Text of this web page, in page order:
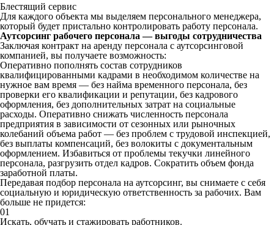
Блестящий сервис
Для каждого объекта мы выделяем персонального менеджера,
который будет пристально контролировать работу персонала.
Аутсорсинг рабочего персонала — выгоды сотрудничества
Заключая контракт на аренду персонала с аутсорсинговой
компанией, вы получаете возможность:
Оперативно пополнять состав сотрудников
квалифицированными кадрами в необходимом количестве на
нужное вам время — без найма временного персонала, без
проверки его квалификации и репутации, без кадрового
оформления, без дополнительных затрат на социальные
расходы. Оперативно снижать численность персонала
предприятия в зависимости от сезонных или рыночных
колебаний объема работ — без проблем с трудовой инспекцией,
без выплаты компенсаций, без волокиты с документальным
оформлением. Избавиться от проблемы текучки линейного
персонала, разгрузить отдел кадров. Сократить объем фонда
заработной платы.
Передавая подбор персонала на аутсорсинг, вы снимаете с себя
социальную и юридическую ответственность за рабочих. Вам
больше не придется:
01
Искать, обучать и стажировать работников.